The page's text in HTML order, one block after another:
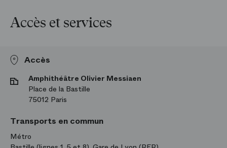
Accès et services
Accès
Amphithéâtre Olivier Messiaen
Place de la Bastille
75012 Paris
Transports en commun
Métro